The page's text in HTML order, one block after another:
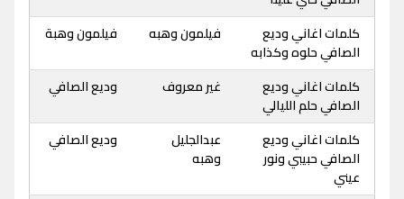
كلمات اغاني وديع
الصافي حلوه وكذابه
فيلمون وهبه فيلمون وهبة
كلمات اغاني وديع
الصافي حلم الليالي
غير معروف وديع الصافي
كلمات اغاني وديع
الصافي حبيبي ونور
عيني
عبدالجليل
وهبه
وديع الصافي